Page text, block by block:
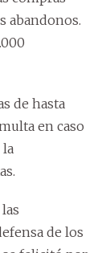
abandonos.
de hasta
en caso
la
de los